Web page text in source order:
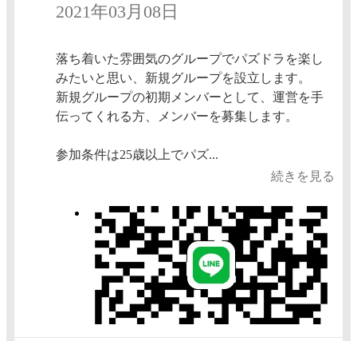
2021年03月08日
落ち着いた雰囲気のグループでパズドラを楽し
みたいと思い、新規グループを設立します。
新規グループの初期メンバーとして、運営を手
伝ってくれる方、メンバーを募集します。
参加条件は25歳以上でパズ...
続きを見る